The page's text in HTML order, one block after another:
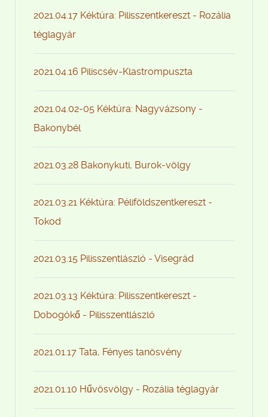
2021.04.17 Kéktúra: Pilisszentkereszt - Rozália
téglagyár
2021.04.16 Piliscsév-Klastrompuszta
2021.04.02-05 Kéktúra: Nagyvázsony -
Bakonybél
2021.03.28 Bakonykuti, Burok-völgy
2021.03.21 Kéktúra: Péliföldszentkereszt -
Tokod
2021.03.15 Pilisszentlászló - Visegrád
2021.03.13 Kéktúra: Pilisszentkereszt -
Dobogókő - Pilisszentlászló
2021.01.17 Tata, Fényes tanösvény
2021.01.10 Hűvösvölgy - Rozália téglagyár